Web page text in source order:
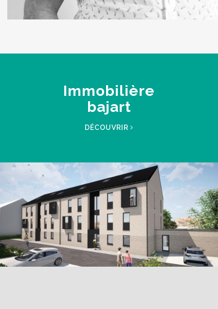
Immobilière
bajart
DÉCOUVRIR